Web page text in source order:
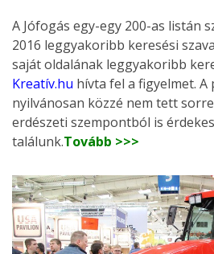
A Jófogás egy-egy 200-as listán
2016 leggyakoribb keresési
saját oldalának leggyakoribb
Kreatív.hu hívta fel a figyelmet.
nyilvánosan közzé nem tett
erdészeti szempontból is
találunk.Tovább >>>